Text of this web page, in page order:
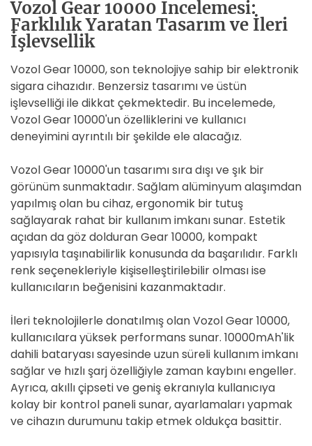
Vozol Gear 10000 İncelemesi:
Farklılık Yaratan Tasarım ve İleri
İşlevsellik
Vozol Gear 10000, son teknolojiye sahip bir elektronik
sigara cihazıdır. Benzersiz tasarımı ve üstün
işlevselliği ile dikkat çekmektedir. Bu incelemede,
Vozol Gear 10000'un özelliklerini ve kullanıcı
deneyimini ayrıntılı bir şekilde ele alacağız.
Vozol Gear 10000'un tasarımı sıra dışı ve şık bir
görünüm sunmaktadır. Sağlam alüminyum alaşımdan
yapılmış olan bu cihaz, ergonomik bir tutuş
sağlayarak rahat bir kullanım imkanı sunar. Estetik
açıdan da göz dolduran Gear 10000, kompakt
yapısıyla taşınabilirlik konusunda da başarılıdır. Farklı
renk seçenekleriyle kişiselleştirilebilir olması ise
kullanıcıların beğenisini kazanmaktadır.
İleri teknolojilerle donatılmış olan Vozol Gear 10000,
kullanıcılara yüksek performans sunar. 10000mAh'lik
dahili bataryası sayesinde uzun süreli kullanım imkanı
sağlar ve hızlı şarj özelliğiyle zaman kaybını engeller.
Ayrıca, akıllı çipseti ve geniş ekranıyla kullanıcıya
kolay bir kontrol paneli sunar, ayarlamaları yapmak
ve cihazın durumunu takip etmek oldukça basittir.